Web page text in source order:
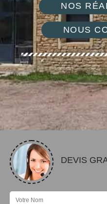
NOS
NOUS
DEVIS